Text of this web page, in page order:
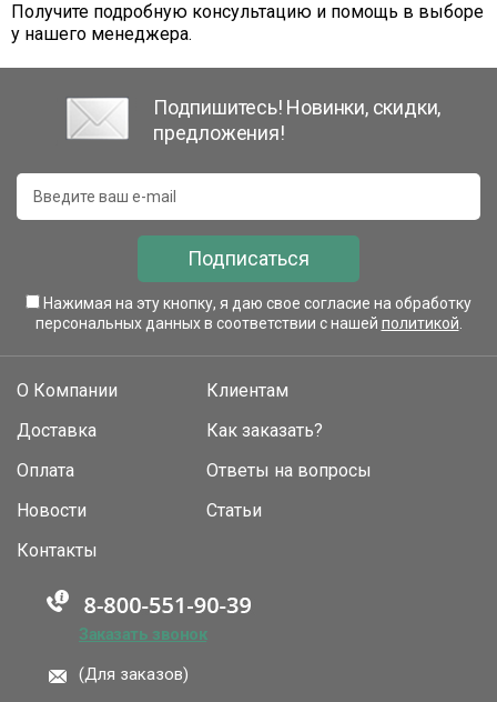
Получите подробную консультацию и помощь в выборе
у нашего менеджера.
Подпишитесь! Новинки, скидки,
предложения!
Подписаться
Нажимая на эту кнопку, я даю свое согласие на обработку
персональных данных в соответствии с нашей политикой.
О Компании
Доставка
Оплата
Новости
Клиентам
Как заказать?
Ответы на вопросы
Статьи
Контакты
Заказать звонок
(Для заказов)